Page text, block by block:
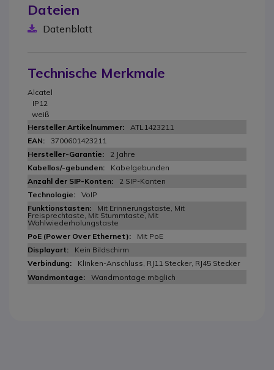
Dateien
Datenblatt
Technische Merkmale
Alcatel
IP12
weiß
ATL1423211
3700601423211
2 Jahre
Kabelgebunden
2 SIP-Konten
VoIP
Mit Erinnerungstaste, Mit
Freisprechtaste, Mit Stummtaste, Mit
Wahlwiederholungstaste
Mit PoE
Kein Bildschirm
Klinken-Anschluss, RJ11 Stecker, RJ45 Stecker
Wandmontage möglich